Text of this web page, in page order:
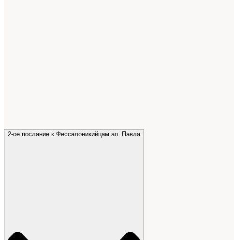
2-ое послание к Фессалоникийцам ап. Павла